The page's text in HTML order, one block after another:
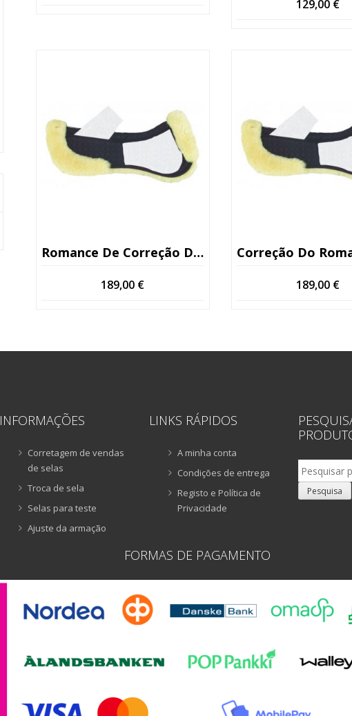
129,00 €
Romance De Correção De Mattes
189,00 €
Correção Do Romance EWWA
189,00 €
INFORMAÇÕES
Corretagem de vendas
de selas
Troca de sela
Selas para teste
Ajuste da armação
LINKS RÁPIDOS
A minha conta
Condições de entrega
Registo e Política de
Privacidade
Pesquisar
por:
Pesquisa
FORMAS DE PAGAMENTO